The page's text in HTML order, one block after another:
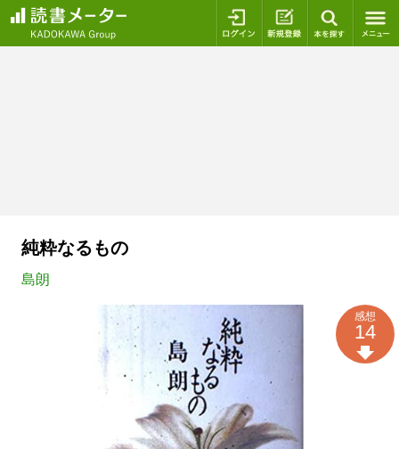
ログイン 新規登録
純粋なるもの
島朗
感想
14